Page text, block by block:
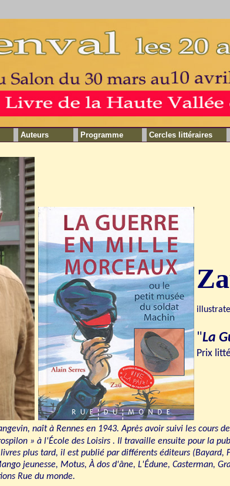
"La
Prix
naît à Rennes en 1943. Après avoir suivi les cours
» à l'École des Loisirs . Il travaille ensuite pour la
plus tard, il est publié par différents éditeurs (Bayard,
jeunesse, Motus, À dos d'âne, L'Édune, Casterman,
Rue du monde.
Cercles littéraires
Auteurs Programme